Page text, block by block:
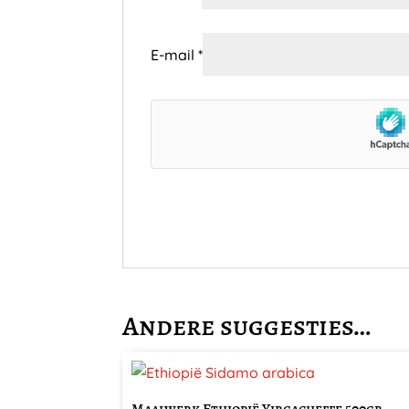
E-mail*
Andere suggesties…